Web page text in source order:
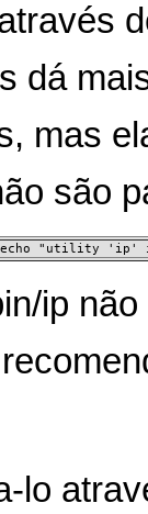
dá
mas
são
echo "utility 'ip'
ip
lo